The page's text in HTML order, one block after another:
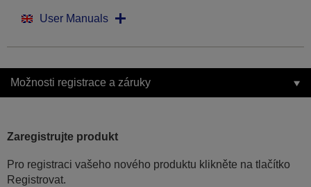
User Manuals
Možnosti registrace a záruky
Zaregistrujte produkt
Pro registraci vašeho nového produktu klikněte na tlačítko
Registrovat.